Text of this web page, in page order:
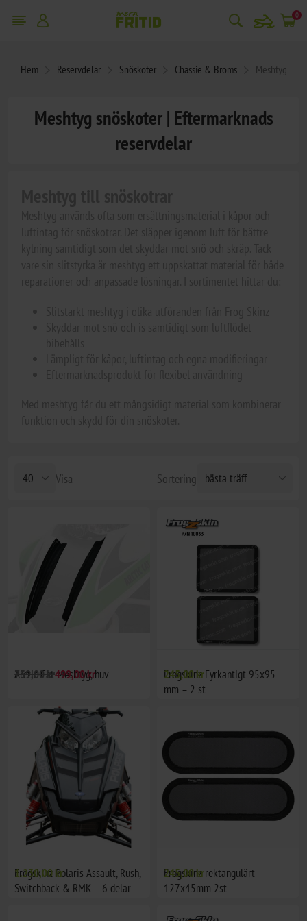
snowmobile 0
Hem Reservdelar Snöskoter Chassie & Broms Meshtyg
Meshtyg snöskoter | Eftermarknads
reservdelar
Sortering
Visa
Arctic Cat Meshtyg, huv
739,00 kr499,00 kr
Frogskinz Fyrkantigt 95x95
mm – 2 st
245,00 kr
Frogskinz Polaris Assault, Rush,
Switchback & RMK – 6 delar
1.230,00 kr
Frogskinz rektangulärt
127x45mm 2st
245,00 kr